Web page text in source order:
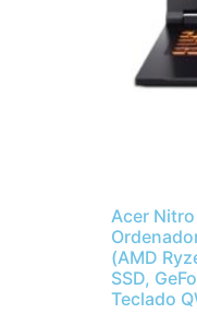
Acer
(AMD
SSD,
Teclado